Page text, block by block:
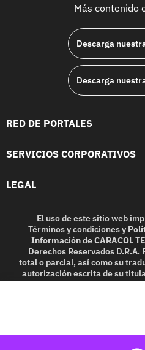
Más contenido
Descarga
Descarga
RED DE PORTALES
SERVICIOS CORPORATIVOS
LEGAL
El uso de este sitio web
Términos y condicionesy
InformacióndeCARACOL
Derechos Reservados
total o parcial, así como su
autorización escrita de su
in part, or translation